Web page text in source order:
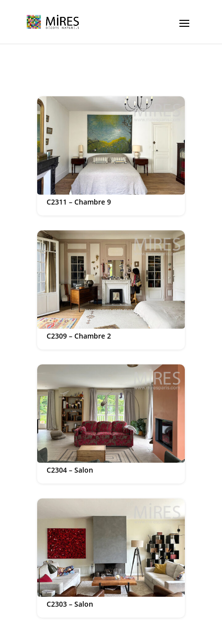
C2311 – Chambre 9
C2309 – Chambre 2
C2304 – Salon
C2303 – Salon